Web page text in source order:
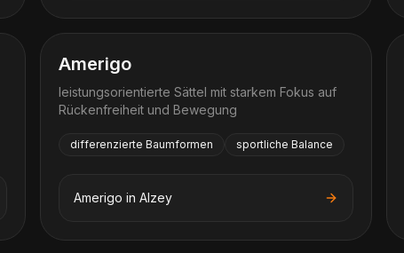
Amerigo
leistungsorientierte Sättel mit starkem Fokus auf
Rückenfreiheit und Bewegung
differenzierte Baumformen sportliche Balance
Amerigo inAlzey